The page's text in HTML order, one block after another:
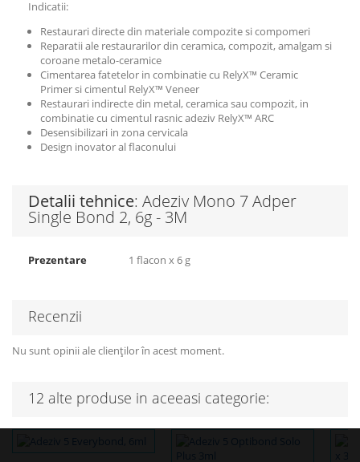
Indicatii:
Restaurari directe din materiale compozite si compomeri
Reparatii ale restaurarilor din ceramica, compozit, amalgam si
coroane metalo-ceramice
Cimentarea fatetelor in combinatie cu RelyX™ Ceramic
Primer si cimentul RelyX™ Veneer
Restaurari indirecte din metal, ceramica sau compozit, in
combinatie cu cimentul rasnic adeziv RelyX™ ARC
Desensibilizari in zona cervicala
Design inovator al flaconului
Detalii tehnice: Adeziv Mono 7 Adper
Single Bond 2, 6g - 3M
Prezentare 1 flacon x 6 g
Recenzii
Nu sunt opinii ale clienților în acest moment.
12 alte produse in aceeasi categorie: